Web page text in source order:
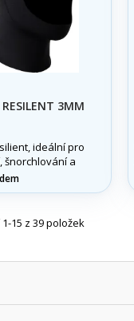
RESILENT 3MM
ideální pro
šnorchlování a
sporty, vylepší
zážitek
15 z 39 položek